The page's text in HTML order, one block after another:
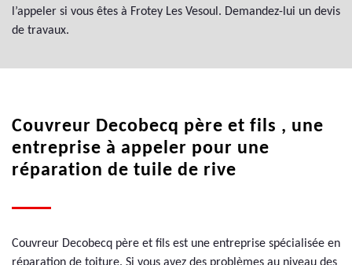
l’appeler si vous êtes à Frotey Les Vesoul. Demandez-lui un devis
de travaux.
Couvreur Decobecq père et fils , une
entreprise à appeler pour une
réparation de tuile de rive
Couvreur Decobecq père et fils est une entreprise spécialisée en